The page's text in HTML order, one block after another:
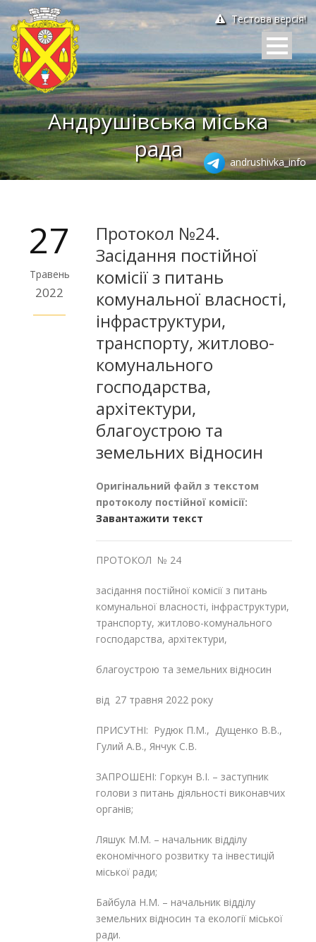
Тестова версія!
Андрушівська міська
рада
andrushivka_info
27
Травень
2022
Протокол №24.
Засідання постійної
комісії з питань
комунальної власності,
інфраструктури,
транспорту, житлово-
комунального
господарства,
архітектури,
благоустрою та
земельних відносин
Оригінальний файл з текстом
протоколу постійної комісії:
Завантажити текст
ПРОТОКОЛ № 24
засідання постійної комісії з питань
комунальної власності, інфраструктури,
транспорту, житлово-комунального
господарства, архітектури,
благоустрою та земельних відносин
від 27 травня 2022 року
ПРИСУТНІ: Рудюк П.М., Дущенко В.В.,
Гулий А.В., Янчук С.В.
ЗАПРОШЕНІ: Горкун В.І. – заступник
голови з питань діяльності виконавчих
органів;
Ляшук М.М. – начальник відділу
економічного розвитку та інвестицій
міської ради;
Байбула Н.М. – начальник відділу
земельних відносин та екології міської
ради.